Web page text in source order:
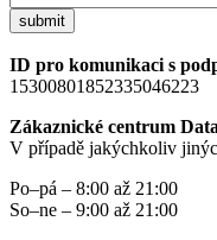
submit
ID pro komunikaci s
15300801852335046223
Zákaznické centrum
V případě jakýchkoliv
Po–pá – 8:00 až 21:00
So–ne – 9:00 až 21:00